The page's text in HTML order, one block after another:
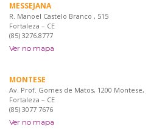
MESSEJANA
R. Manoel Castelo Branco , 515
Fortaleza – CE
(85) 3276.8777
Ver no mapa
MONTESE
Av. Prof. Gomes de Matos, 1200 Montese,
Fortaleza – CE
(85) 3077 7676
Ver no mapa